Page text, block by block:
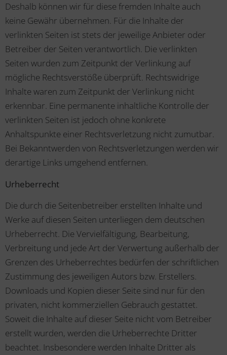
Deshalb können wir für diese fremden Inhalte auch
keine Gewähr übernehmen. Für die Inhalte der
verlinkten Seiten ist stets der jeweilige Anbieter oder
Betreiber der Seiten verantwortlich. Die verlinkten
Seiten wurden zum Zeitpunkt der Verlinkung auf
mögliche Rechtsverstöße überprüft. Rechtswidrige
Inhalte waren zum Zeitpunkt der Verlinkung nicht
erkennbar. Eine permanente inhaltliche Kontrolle der
verlinkten Seiten ist jedoch ohne konkrete
Anhaltspunkte einer Rechtsverletzung nicht zumutbar.
Bei Bekanntwerden von Rechtsverletzungen werden wir
derartige Links umgehend entfernen.
Urheberrecht
Die durch die Seitenbetreiber erstellten Inhalte und
Werke auf diesen Seiten unterliegen dem deutschen
Urheberrecht. Die Vervielfältigung, Bearbeitung,
Verbreitung und jede Art der Verwertung außerhalb der
Grenzen des Urheberrechtes bedürfen der schriftlichen
Zustimmung des jeweiligen Autors bzw. Erstellers.
Downloads und Kopien dieser Seite sind nur für den
privaten, nicht kommerziellen Gebrauch gestattet.
Soweit die Inhalte auf dieser Seite nicht vom Betreiber
erstellt wurden, werden die Urheberrechte Dritter
beachtet. Insbesondere werden Inhalte Dritter als